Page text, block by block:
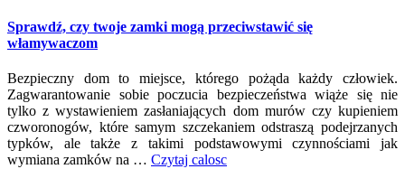
Sprawdź, czy twoje zamki mogą przeciwstawić się
włamywaczom
Bezpieczny dom to miejsce, którego pożąda każdy człowiek.
Zagwarantowanie sobie poczucia bezpieczeństwa wiąże się nie
tylko z wystawieniem zasłaniających dom murów czy kupieniem
czworonogów, które samym szczekaniem odstraszą podejrzanych
typków, ale także z takimi podstawowymi czynnościami jak
wymiana zamków na … Czytaj calosc